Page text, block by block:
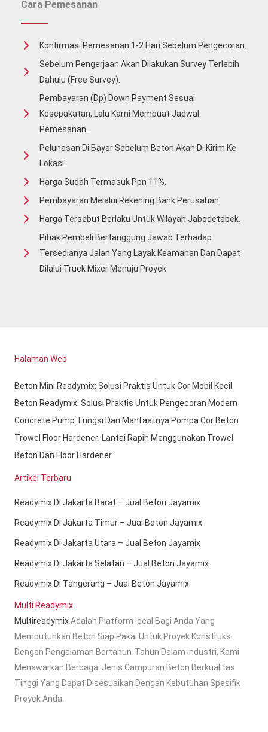
Cara Pemesanan
Konfirmasi Pemesanan 1-2 Hari Sebelum Pengecoran.
Sebelum Pengerjaan Akan Dilakukan Survey Terlebih
Dahulu (free Survey).
Pembayaran (Dp) Down Payment Sesuai
Kesepakatan, Lalu Kami Membuat Jadwal
Pemesanan.
Pelunasan Di Bayar Sebelum Beton Akan Di Kirim Ke
Lokasi.
Harga Sudah Termasuk Ppn 11%.
Pembayaran Melalui Rekening Bank Perusahan.
Harga Tersebut Berlaku Untuk Wilayah Jabodetabek.
Pihak Pembeli Bertanggung Jawab Terhadap
Tersedianya Jalan Yang Layak Keamanan Dan Dapat
Dilalui Truck Mixer Menuju Proyek.
Halaman Web
Beton Mini Readymix: Solusi Praktis Untuk Cor Mobil Kecil
Beton Readymix: Solusi Praktis Untuk Pengecoran Modern
Concrete Pump: Fungsi Dan Manfaatnya Pompa Cor Beton
Trowel Floor Hardener: Lantai Rapih Menggunakan Trowel
Beton Dan Floor Hardener
Artikel Terbaru
Readymix Di Jakarta Barat – Jual Beton Jayamix
Readymix Di Jakarta Timur – Jual Beton Jayamix
Readymix Di Jakarta Utara – Jual Beton Jayamix
Readymix Di Jakarta Selatan – Jual Beton Jayamix
Readymix Di Tangerang – Jual Beton Jayamix
Multi Readymix
MultireadymixAdalah Platform Ideal Bagi Anda Yang
Membutuhkan Beton Siap Pakai Untuk Proyek Konstruksi.
Dengan Pengalaman Bertahun-Tahun Dalam Industri, Kami
Menawarkan Berbagai Jenis Campuran Beton Berkualitas
Tinggi Yang Dapat Disesuaikan Dengan Kebutuhan Spesifik
Proyek Anda.